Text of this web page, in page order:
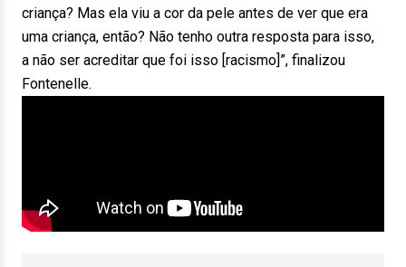
criança? Mas ela viu a cor da pele antes de ver que era
uma criança, então? Não tenho outra resposta para isso,
a não ser acreditar que foi isso [racismo]”, finalizou
Fontenelle.